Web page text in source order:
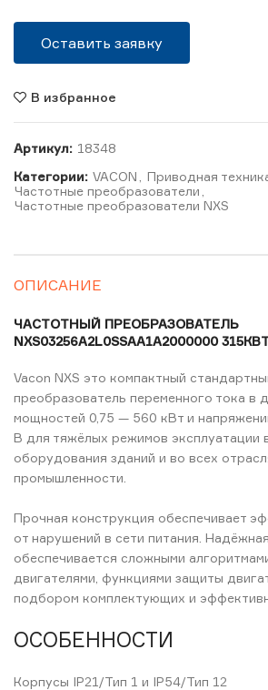
Оставить заявку
В избранное
Артикул: 18348
Категории: VACON Приводная
Частотные преобразователи
Частотные преобразователи NXS
ОПИСАНИЕ
ЧАСТОТНЫЙ ПРЕОБРАЗОВАТЕЛЬ
NXS03256A2L0SSAA1A2000000
Vacon NXS это компактный
преобразователь переменного тока в
мощностей 0,75 — 560 кВт и
В для тяжёлых режимов эксплуатации
оборудования зданий и во всех
промышленности.
Прочная конструкция обеспечивает
от нарушений в сети питания.
обеспечивается сложными
двигателями, функциями защиты
подбором комплектующих и
ОСОБЕННОСТИ
Корпусы IP21/Тип 1 и IP54/Тип 12